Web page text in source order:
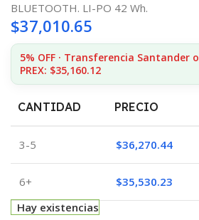
BLUETOOTH. LI-PO 42 Wh.
$37,010.65
5% OFF · Transferencia Santander o
PREX: $35,160.12
CANTIDAD PRECIO
3-5 $36,270.44
6+ $35,530.23
Hay existencias